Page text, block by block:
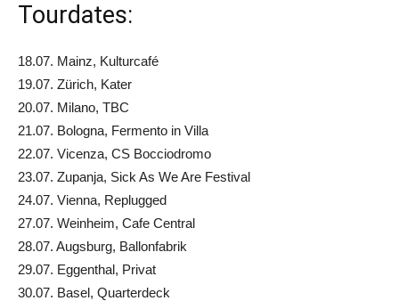
Tourdates:
18.07. Mainz, Kulturcafé
19.07. Zürich, Kater
20.07. Milano, TBC
21.07. Bologna, Fermento in Villa
22.07. Vicenza, CS Bocciodromo
23.07. Zupanja, Sick As We Are Festival
24.07. Vienna, Replugged
27.07. Weinheim, Cafe Central
28.07. Augsburg, Ballonfabrik
29.07. Eggenthal, Privat
30.07. Basel, Quarterdeck